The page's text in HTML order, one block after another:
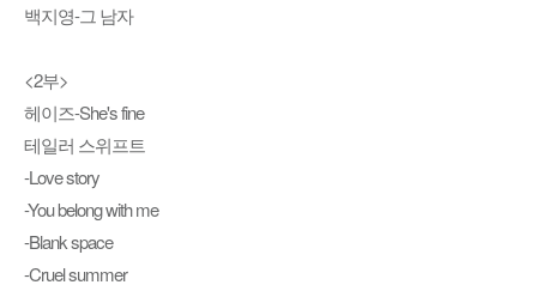
백지영-그 남자
<2부>
헤이즈-She's fine
테일러 스위프트
-Love story
-You belong with me
-Blank space
-Cruel summer